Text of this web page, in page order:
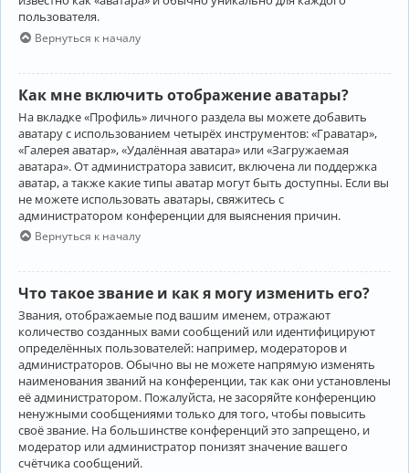
пользователя.
Вернуться к началу
Как мне включить отображение аватары?
На вкладке «Профиль» личного раздела вы можете добавить
аватару с использованием четырёх инструментов: «Граватар»,
«Галерея аватар», «Удалённая аватара» или «Загружаемая
аватара». От администратора зависит, включена ли поддержка
аватар, а также какие типы аватар могут быть доступны. Если вы
не можете использовать аватары, свяжитесь с
администратором конференции для выяснения причин.
Вернуться к началу
Что такое звание и как я могу изменить его?
Звания, отображаемые под вашим именем, отражают
количество созданных вами сообщений или идентифицируют
определённых пользователей: например, модераторов и
администраторов. Обычно вы не можете напрямую изменять
наименования званий на конференции, так как они установлены
её администратором. Пожалуйста, не засоряйте конференцию
ненужными сообщениями только для того, чтобы повысить
своё звание. На большинстве конференций это запрещено, и
модератор или администратор понизят значение вашего
счётчика сообщений.